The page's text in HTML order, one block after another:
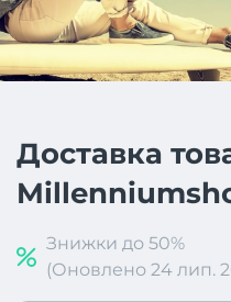
Доставка
Знижки до 50%
(Оновлено 24 лип.